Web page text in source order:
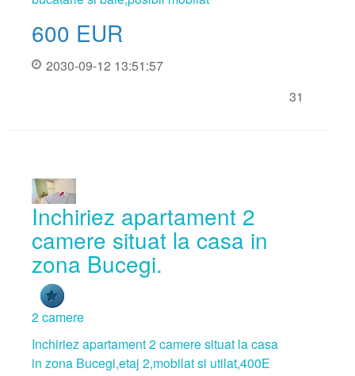
600 EUR
2030-09-12 13:51:57
31
Inchiriez apartament 2
camere situat la casa in
zona Bucegi.
2 camere
Inchiriez apartament 2 camere situat la casa
in zona Bucegi,etaj 2,mobilat si utilat,400E
Contractul de inchiriere
Contractul de vanzare